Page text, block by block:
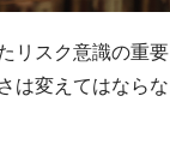
リスク意識の重要
は変えてはならな